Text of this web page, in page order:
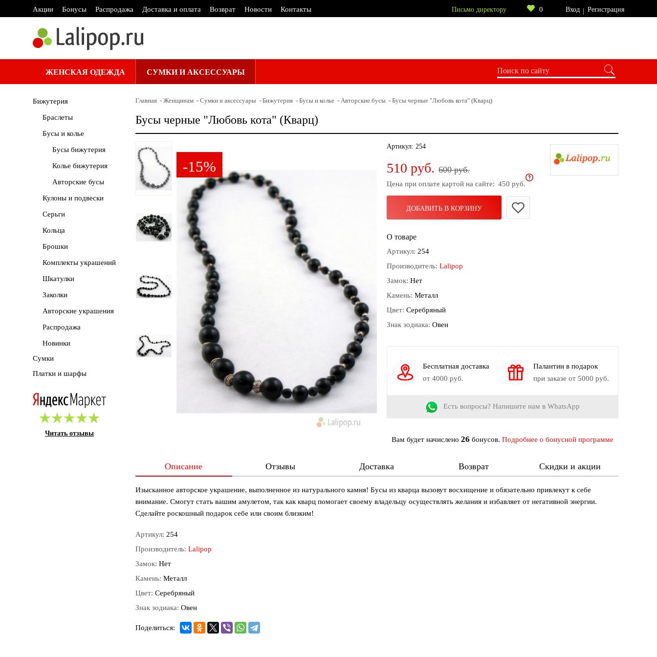
Акции Бонусы Распродажа Доставка и оплата Возврат Новости Контакты Письмо директору 0 Вход Регистрация
ЖЕНСКАЯ ОДЕЖДА СУМКИ И АКСЕССУАРЫ
Бижутерия
Браслеты
Бусы и колье
Бусы бижутерия
Колье бижутерия
Авторские бусы
Кулоны и подвески
Серьги
Кольца
Брошки
Комплекты украшений
Шкатулки
Заколки
Авторские украшения
Распродажа
Новинки
Сумки
Платки и шарфы
Читать отзывы
Главная Женщинам Сумки и аксессуары Бижутерия Бусы и колье Авторские бусы Бусы черные "Любовь кота" (Кварц)
Бусы черные "Любовь кота" (Кварц)
-15%
Артикул: 254
510 руб. 600 руб.
Цена при оплате картой на сайте: 450 руб.
ДОБАВИТЬ В КОРЗИНУ
О товаре
Артикул: 254
Производитель: Lalipop
Замок: Нет
Камень: Металл
Цвет: Серебряный
Знак зодиака: Овен
Бесплатная доставка
от 4000 руб.
Палантин в подарок
при заказе от 5000 руб.
Есть вопросы? Напишите нам в WhatsApp
Вам будет начислено 26 бонусов. Подробнее о бонусной программе
Описание Отзывы Доставка Возврат Скидки и акции
Изысканное авторское украшение, выполненное из натурального камня! Бусы из кварца вызовут восхищение и обязательно привлекут к себе
внимание. Смогут стать вашим амулетом, так как кварц помогает своему владельцу осуществлять желания и избавляет от негативной энергии.
Сделайте роскошный подарок себе или своим близким!
Артикул: 254
Производитель: Lalipop
Замок: Нет
Камень: Металл
Цвет: Серебряный
Знак зодиака: Овен
Поделиться: